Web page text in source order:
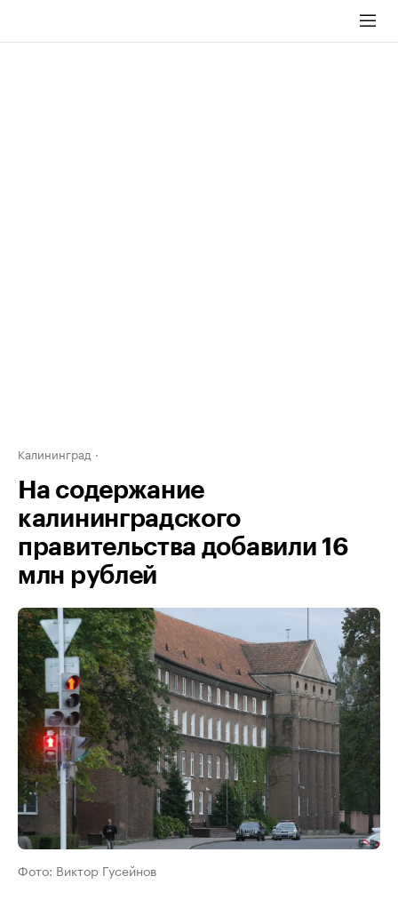
Калининград
На содержание
калининградского
правительства добавили 16
млн рублей
Фото: Виктор Гусейнов